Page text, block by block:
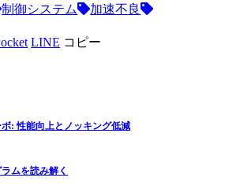
制御システム
加速不良
LINE コピー
: 性能向上とノッキング低減
ムを読み解く